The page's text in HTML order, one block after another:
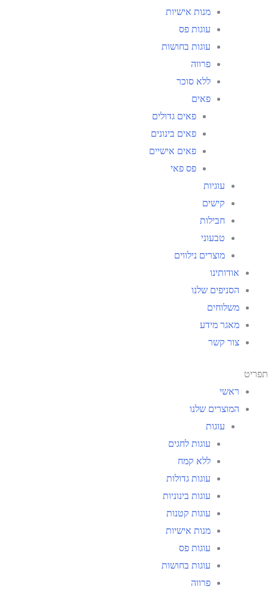
מנות אישיות
עוגות פס
עוגות בחושות
פרווה
ללא סוכר
פאים
פאים גדולים
פאים בינונים
פאים אישיים
פס פאי
עוגיות
קישים
חבילות
טבעוני
מוצרים נילווים
אודותינו
הסניפים שלנו
משלוחים
מאגר מידע
צור קשר
תפריט
ראשי
המוצרים שלנו
עוגות
עוגות לחגים
ללא קמח
עוגות גדולות
עוגות בינוניות
עוגות קטנות
מנות אישיות
עוגות פס
עוגות בחושות
פרווה